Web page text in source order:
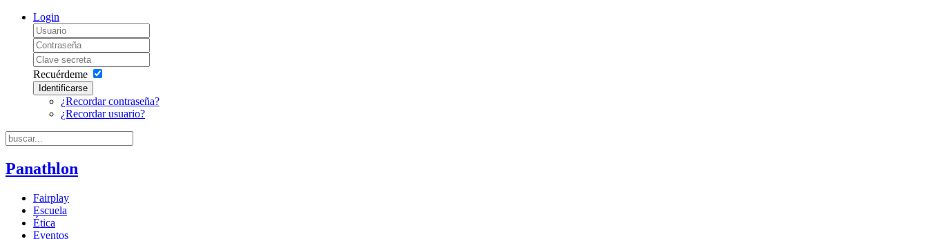
Login
Recuérdeme
Identificarse
¿Recordar contraseña?
¿Recordar usuario?
Panathlon
Fairplay
Escuela
Ética
Eventos